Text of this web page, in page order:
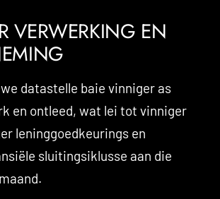
VERWERKING EN
datastelle baie vinniger as
en ontleed, wat lei tot vinniger
leninggoedkeurings en
sluitingsiklusse aan die